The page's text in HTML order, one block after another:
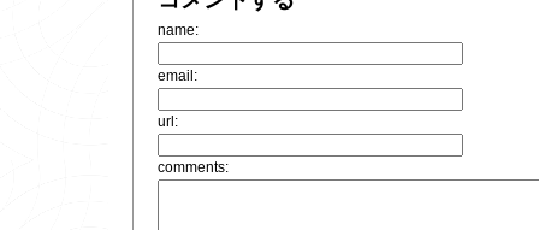
name:
email:
url:
comments: